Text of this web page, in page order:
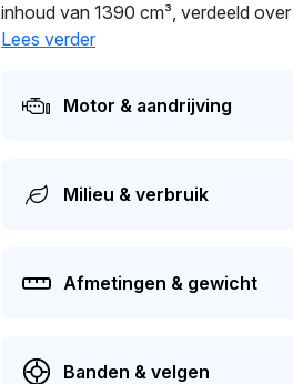
inhoud van 1390 cm³, verdeeld
kg biedt deze auto stabiliteit en
Lees verder
Motor & aandrijving
Milieu & verbruik
Afmetingen & gewicht
Banden & velgen